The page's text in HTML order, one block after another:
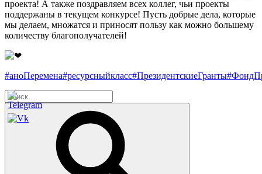
проекта! А также поздравляем всех коллег, чьи проекты
поддержаны в текущем конкурсе! Пусть добрые дела, которые
мы делаем, множатся и приносят пользу как можно большему
количеству благополучателей!
#аноПеремена#ресурсныйкласс#ПрезидентскиеГранты
Искать: